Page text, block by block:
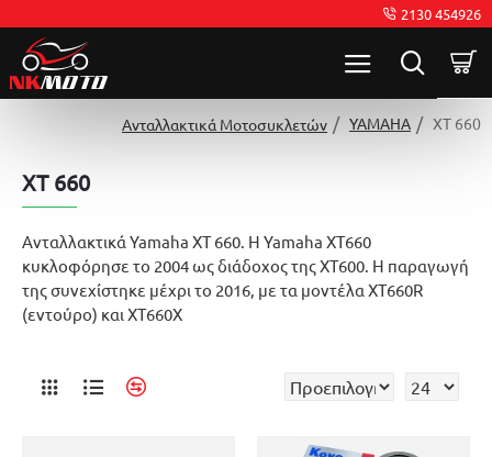
2130 454926
Ανταλλακτικά Μοτοσυκλετών YAMAHA XT 660
XT 660
Ανταλλακτικά Yamaha XT 660. Η Yamaha XT660
κυκλοφόρησε το 2004 ως διάδοχος της XT600. Η παραγωγή
της συνεχίστηκε μέχρι το 2016, με τα μοντέλα XT660R
(εντούρο) και XT660X